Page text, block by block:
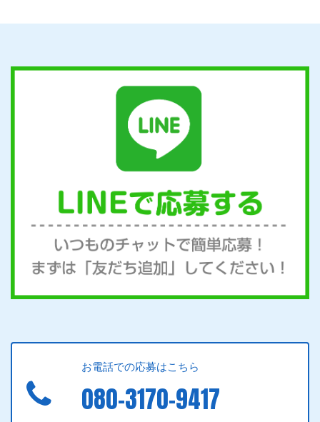
お電話での応募はこちら
080-3170-9417